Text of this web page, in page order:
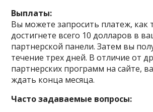
Выплаты:
Вы можете запросить платеж, как
достигнете всего 10 долларов в
партнерской панели. Затем вы
течение трех дней. В отличие от
партнерских программ на сайте,
ждать конца месяца.
Часто задаваемые вопросы: